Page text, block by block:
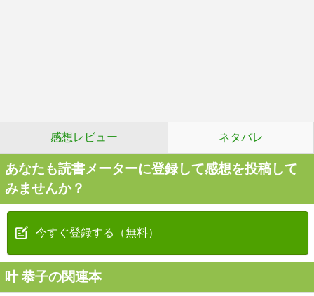
感想レビュー ネタバレ
あなたも読書メーターに登録して感想を投稿して
みませんか？
今すぐ登録する（無料）
叶 恭子の関連本